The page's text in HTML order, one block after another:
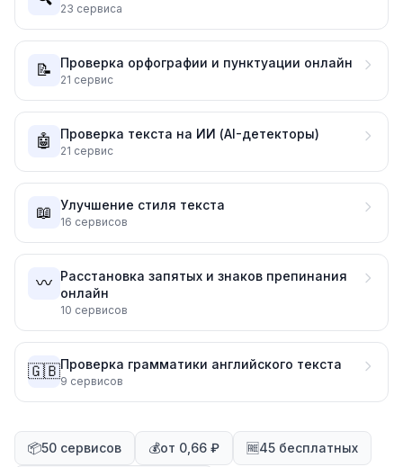
23 сервиса
📝 Проверка орфографии и пунктуации онлайн
21 сервис
🤖 Проверка текста на ИИ (AI-детекторы)
21 сервис
📖 Улучшение стиля текста
16 сервисов
〰️ Расстановка запятых и знаков препинания
онлайн
10 сервисов
🇬🇧Проверка грамматики английского текста
9 сервисов
📦50 сервисов 💰от 0,66 ₽ 🆓45 бесплатных